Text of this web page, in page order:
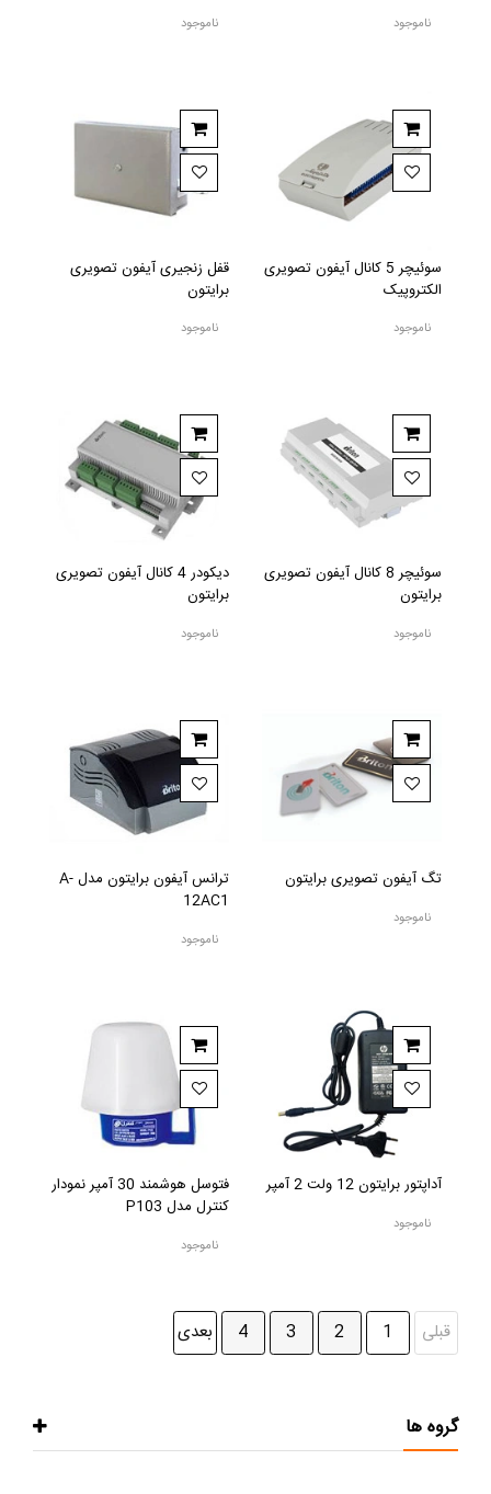
ناموجود ناموجود
سوئیچر 5 کانال آیفون تصویری
الکتروپیک
ناموجود
قفل زنجیری آیفون تصویری
برایتون
ناموجود
سوئیچر 8 کانال آیفون تصویری
برایتون
ناموجود
دیکودر 4 کانال آیفون تصویری
برایتون
ناموجود
تگ آیفون تصویری برایتون
ناموجود
ترانس آیفون برایتون مدل A-
12AC1
ناموجود
آداپتور برایتون 12 ولت 2 آمپر
ناموجود
فتوسل هوشمند 30 آمپر نمودار
کنترل مدل P103
ناموجود
قبلی 1
2
3
4 بعدی
گروه ها